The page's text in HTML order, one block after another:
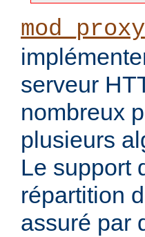
mod_proxy
serveur
nombreux
plusieurs
Le support
répartition
assuré par